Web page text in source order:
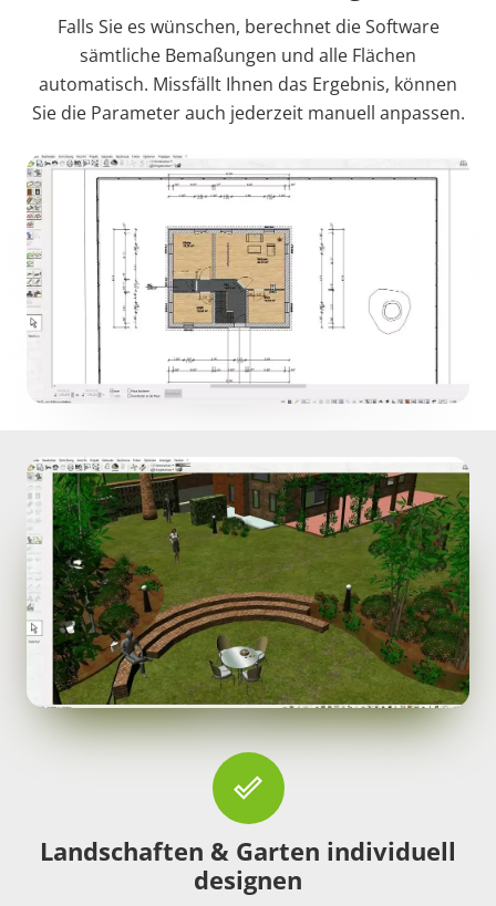
Falls Sie es wünschen, berechnet die Software
sämtliche Bemaßungen und alle Flächen
automatisch. Missfällt Ihnen das Ergebnis, können
Sie die Parameter auch jederzeit manuell anpassen.
done_outline
Landschaften & Garten individuell
designen